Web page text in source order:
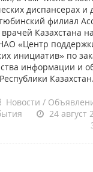
диспансерах и
филиал
Казахстана
«Центр
инициатив» по
информации и
Казахстан.
Новости /
24 август